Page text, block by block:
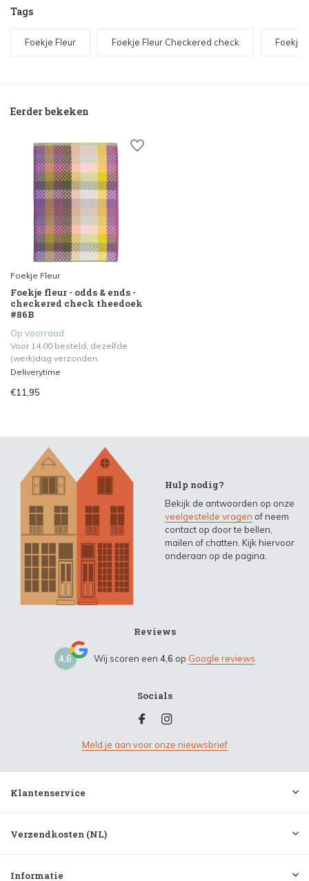
Tags
Foekje Fleur Foekje Fleur Checkered check Foekje
Eerder bekeken
Foekje Fleur
Foekje fleur - odds & ends -
checkered check theedoek
#86B
Op voorraad
Voor 14.00 besteld, dezelfde
(werk)dag verzonden.
Deliverytime
€11,95
Hulp nodig?
Bekijk de antwoorden op onze
veelgestelde vragen of neem
contact op door te bellen,
mailen of chatten. Kijk hiervoor
onderaan op de pagina.
Reviews
4,6 Wij scoren een 4,6 op Google reviews
Socials
Meld je aan voor onze nieuwsbrief
Klantenservice
Verzendkosten (NL)
Informatie